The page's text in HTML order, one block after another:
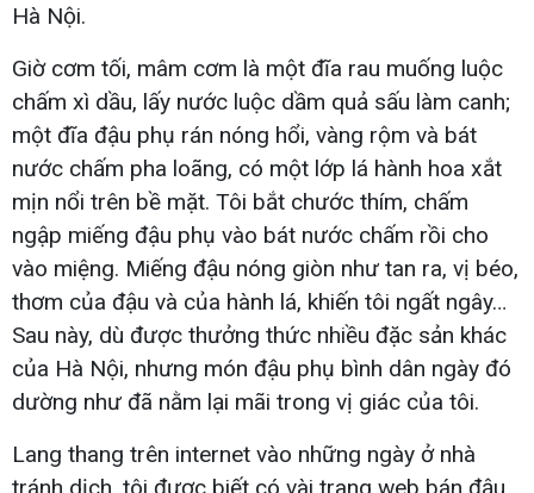
Hà Nội.
Giờ cơm tối, mâm cơm là một đĩa rau muống luộc
chấm xì dầu, lấy nước luộc dầm quả sấu làm canh;
một đĩa đậu phụ rán nóng hổi, vàng rộm và bát
nước chấm pha loãng, có một lớp lá hành hoa xắt
mịn nổi trên bề mặt. Tôi bắt chước thím, chấm
ngập miếng đậu phụ vào bát nước chấm rồi cho
vào miệng. Miếng đậu nóng giòn như tan ra, vị béo,
thơm của đậu và của hành lá, khiến tôi ngất ngây…
Sau này, dù được thưởng thức nhiều đặc sản khác
của Hà Nội, nhưng món đậu phụ bình dân ngày đó
dường như đã nằm lại mãi trong vị giác của tôi.
Lang thang trên internet vào những ngày ở nhà
tránh dịch, tôi được biết có vài trang web bán đậu